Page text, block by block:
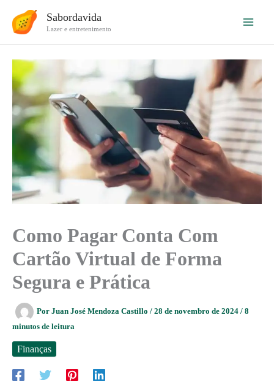
para
Sabordavida
Lazer e entretenimento
Como Pagar Conta Com
Cartão Virtual de Forma
Segura e Prática
Por Juan José Mendoza Castillo / 28 de novembro de 2024 / 8
minutos de leitura
Finanças